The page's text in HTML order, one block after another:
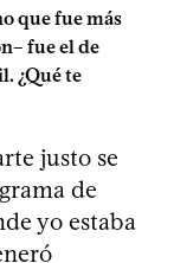
que fue más
fue el de
¿Qué te
justo se
de
yo estaba